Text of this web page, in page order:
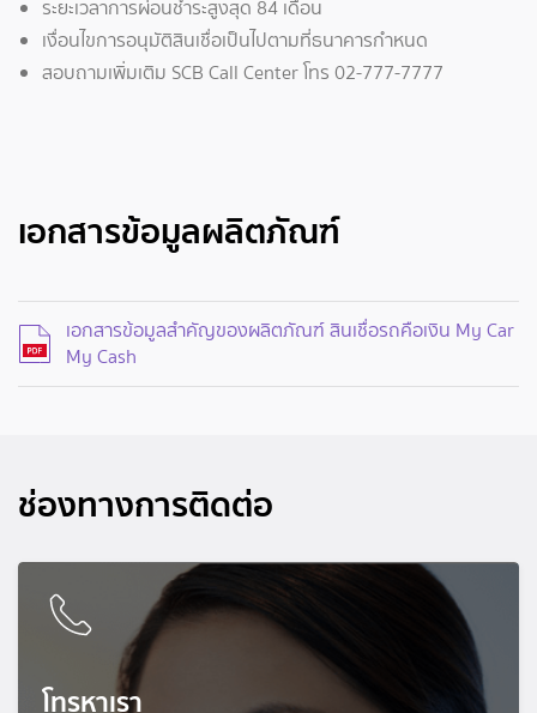
ระยะเวลาการผ่อนชำระสูงสุด 84 เดือน
เงื่อนไขการอนุมัติสินเชื่อเป็นไปตามที่ธนาคารกำหนด
สอบถามเพิ่มเติม SCB Call Center โทร 02-777-7777
เอกสารข้อมูลผลิตภัณฑ์
เอกสารข้อมูลสำคัญของผลิตภัณฑ์ สินเชื่อรถคือเงิน My Car
My Cash
ช่องทางการติดต่อ
โทรหาเรา